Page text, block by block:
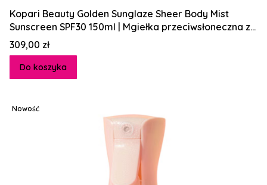
Kopari Beauty Golden Sunglaze Sheer Body Mist
Sunscreen SPF30 150ml | Mgiełka przeciwsłoneczna z
rozświetlającym złotym blaskiem
Cena
309,00 zł
Do koszyka
Nowość